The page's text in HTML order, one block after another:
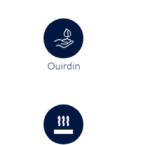
Ouirdin